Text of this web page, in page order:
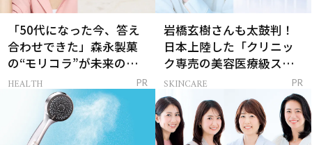
「50代になった今、答え
合わせできた」森永製菓
の“モリコラ”が未来のキ
レイを連れてくる！
HEALTH PR
岩橋玄樹さんも太鼓判！
日本上陸した「クリニッ
ク専売の美容医療級スキ
ンケア」
SKINCARE PR